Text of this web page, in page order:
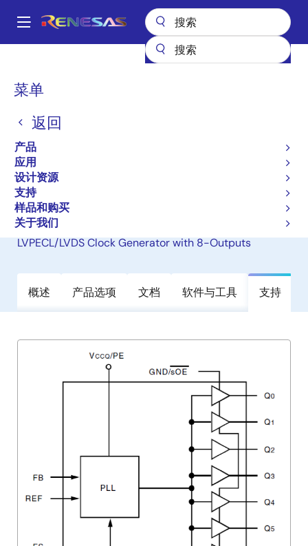
到
Main
菜单
返回
产品
应用
设计资源
支持
样品和购买
关于我们
面
屑
5V9910A
过时
3.3V Low Skew PLL Clock Driver
TurboClock Jr.
替代产品
8T49N008I - Programmable FemtoClock™ NG
LVPECL/LVDS Clock Generator with 8-Outputs
概述 产品选项 文档 软件与工具 支持